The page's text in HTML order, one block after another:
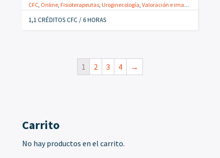
CFC, Online, Fisioterapeutas, Uroginecología Valoración e imagen clínica
1,1 CRÉDITOS CFC / 6 HORAS
1 2 3 4 →
Carrito
No hay productos en el carrito.